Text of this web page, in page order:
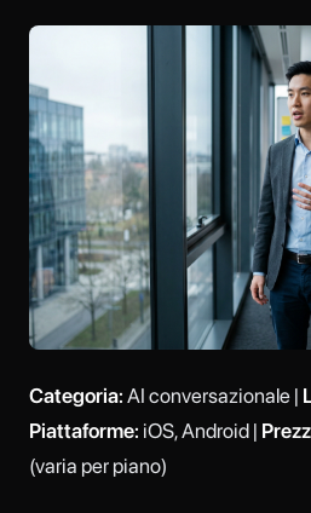
Categoria: AI conversazionale |
Piattaforme: iOS, Android |
(varia per piano)